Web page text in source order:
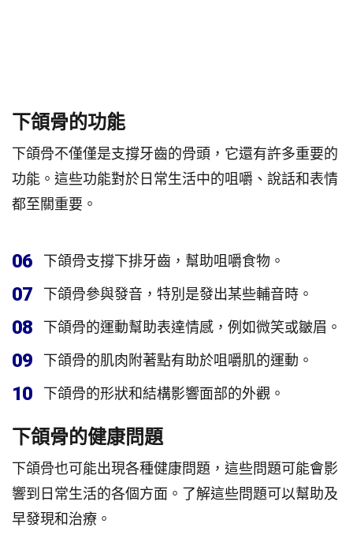
下頜骨的功能
下頜骨不僅僅是支撐牙齒的骨頭，它還有許多重要的
功能。這些功能對於日常生活中的咀嚼、說話和表情
都至關重要。
06 下頜骨支撐下排牙齒，幫助咀嚼食物。
07 下頜骨參與發音，特別是發出某些輔音時。
08 下頜骨的運動幫助表達情感，例如微笑或皺眉。
09 下頜骨的肌肉附著點有助於咀嚼肌的運動。
10 下頜骨的形狀和結構影響面部的外觀。
下頜骨的健康問題
下頜骨也可能出現各種健康問題，這些問題可能會影
響到日常生活的各個方面。了解這些問題可以幫助及
早發現和治療。